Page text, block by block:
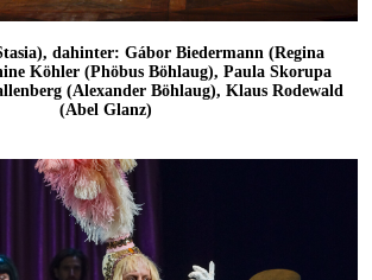
dahinter: Gábor Biedermann (Regina
Köhler (Phöbus Böhlaug), Paula Skorupa
(Alexander Böhlaug), Klaus Rodewald
(Abel Glanz)